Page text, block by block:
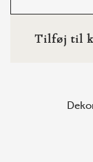
Tilføj til